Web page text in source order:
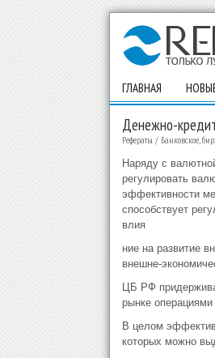
ГЛАВНАЯ
Денежно-
Рефераты / Банковское,
Наряду с
регулировать
эффективности
способствует
влия
ние на развитие
внешне-
ЦБ РФ
рынке
В целом
которых можно